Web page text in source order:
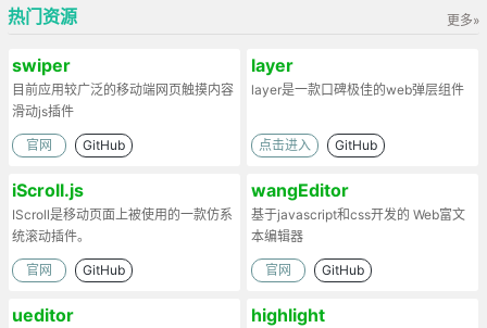
更多»
热门资源
swiper
目前应用较广泛的移动端网页触摸内容
滑动js插件
官网 GitHub
layer
layer是一款口碑极佳的web弹层组件
点击进入 GitHub
iScroll.js
IScroll是移动页面上被使用的一款仿系
统滚动插件。
官网 GitHub
wangEditor
基于javascript和css开发的 Web富文
本编辑器
官网 GitHub
ueditor highlight